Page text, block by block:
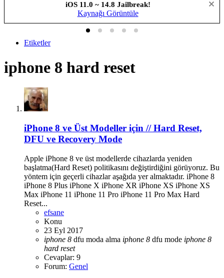
iOS 11.0 ~ 14.8 Jailbreak!
Kaynağı Görüntüle
Etiketler
iphone 8 hard reset
iPhone 8 ve Üst Modeller için // Hard Reset,
DFU ve Recovery Mode
Apple iPhone 8 ve üst modellerde cihazlarda yeniden
başlatma(Hard Reset) politikasını değiştirdiğini görüyoruz. Bu
yöntem için geçerli cihazlar aşağıda yer almaktadır. iPhone 8
iPhone 8 Plus iPhone X iPhone XR iPhone XS iPhone XS
Max iPhone 11 iPhone 11 Pro iPhone 11 Pro Max Hard
Reset...
efsane
Konu
23 Eyl 2017
iphone 8 dfu moda alma iphone 8 dfu mode iphone 8
hard reset
Cevaplar: 9
Forum: Genel